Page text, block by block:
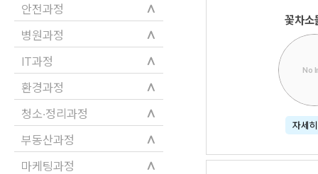
안전과정 ∧
병원과정 ∧
IT과정 ∧
환경과정 ∧
청소·정리과정 ∧
부동산과정 ∧
마케팅과정 ∧
꽃차소
No
자세